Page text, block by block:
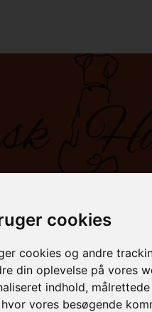
cookies
cookies og andre
din oplevelse på vores
indhold,
vores besøgende